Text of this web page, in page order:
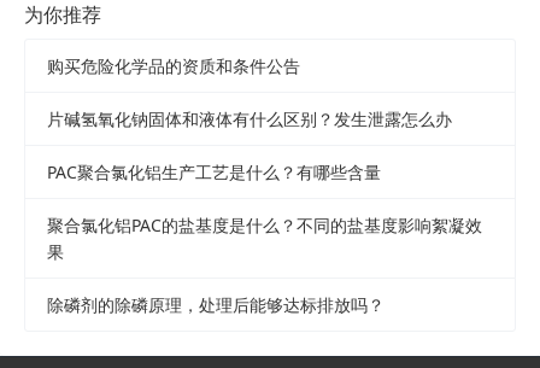
为你推荐
购买危险化学品的资质和条件公告
片碱氢氧化钠固体和液体有什么区别？发生泄露怎么办
PAC聚合氯化铝生产工艺是什么？有哪些含量
聚合氯化铝PAC的盐基度是什么？不同的盐基度影响絮凝效
果
除磷剂的除磷原理，处理后能够达标排放吗？